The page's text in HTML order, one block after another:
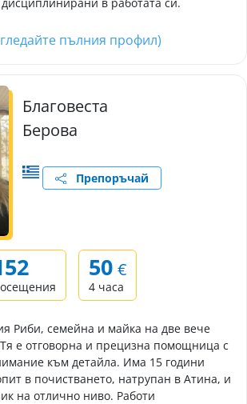
пълния профил)
Благовеста
Берова
Препоръчай
50 €
4 часа
Риби, семейна и майка на две вече
е отговорна и прецизна помощница с
към детайла. Има 15 години
в почистването, натрупан в Атина, и
на отлично ниво. Работи